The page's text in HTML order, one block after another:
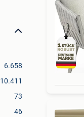
6.658
10.411
73
46